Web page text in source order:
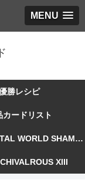
MENU
勝レシピ
カードリスト
[EX-12]DIGITAL WORLD SHAMBALA
XIII